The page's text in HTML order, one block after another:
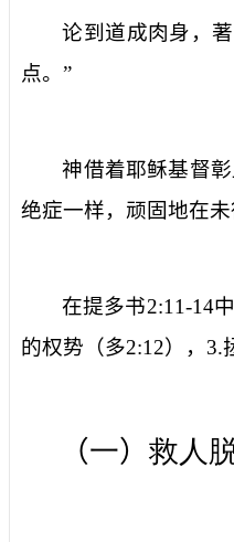
论到道成肉身，
点。”
神借着耶稣基督
绝症一样，顽固地在未
在提多书2:11-14
的权势（多2:12）， 3.
（一） 救人